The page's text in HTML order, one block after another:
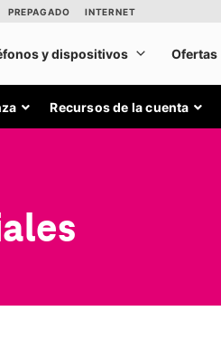
Recursos de la cuenta